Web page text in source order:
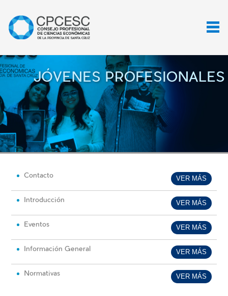
JÓVENES PROFESIONALES
Contacto VER MÁS
Introducción VER MÁS
Eventos VER MÁS
Información General VER MÁS
Normativas VER MÁS